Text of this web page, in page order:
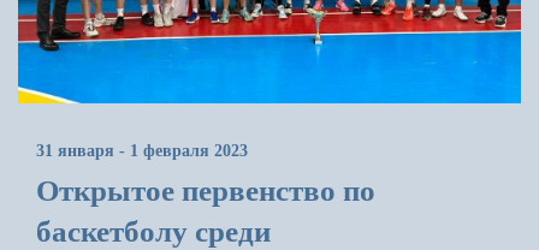
31 января - 1 февраля 2023
Открытое первенство по
баскетболу среди